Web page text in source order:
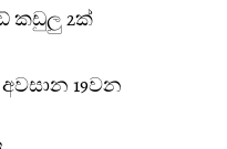
කඩුලු 2ක්
19වන